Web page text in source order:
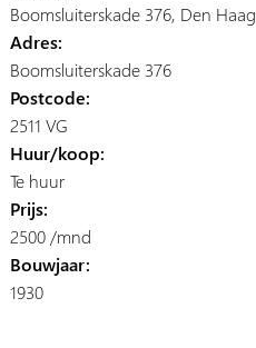
Boomsluiterskade 376, Den Haag
Adres:
Boomsluiterskade 376
Postcode:
2511 VG
Huur/koop:
Te huur
Prijs:
2500 /mnd
Bouwjaar:
1930